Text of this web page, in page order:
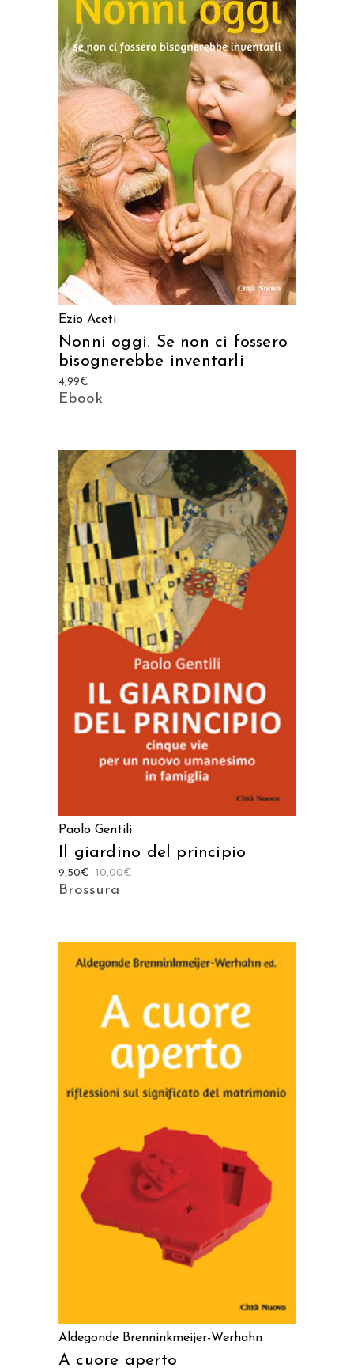
AGGIUNGI AL CARRELLO
Ezio Aceti
Nonni oggi. Se non ci fossero
bisognerebbe inventarli
4,99€
Ebook
AGGIUNGI AL CARRELLO
Paolo Gentili
Il giardino del principio
10,00€
9,50€
Brossura
AGGIUNGI AL CARRELLO
Aldegonde Brenninkmeijer-Werhahn
A cuore aperto